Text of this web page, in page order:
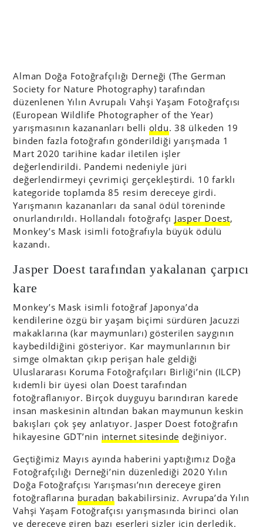
Alman Doğa Fotoğrafçılığı Derneği (The German
Society for Nature Photography) tarafından
düzenlenen Yılın Avrupalı Vahşi Yaşam Fotoğrafçısı
(European Wildlife Photographer of the Year)
yarışmasının kazananları belli oldu. 38 ülkeden 19
binden fazla fotoğrafın gönderildiği yarışmada 1
Mart 2020 tarihine kadar iletilen işler
değerlendirildi. Pandemi nedeniyle jüri
değerlendirmeyi çevrimiçi gerçekleştirdi. 10 farklı
kategoride toplamda 85 resim dereceye girdi.
Yarışmanın kazananları da sanal ödül töreninde
onurlandırıldı. Hollandalı fotoğrafçı Jasper Doest,
Monkey’s Mask isimli fotoğrafıyla büyük ödülü
kazandı.
Jasper Doest tarafından yakalanan çarpıcı
kare
Monkey’s Mask isimli fotoğraf Japonya’da
kendilerine özgü bir yaşam biçimi sürdüren Jacuzzi
makaklarına (kar maymunları) gösterilen saygının
kaybedildiğini gösteriyor. Kar maymunlarının bir
simge olmaktan çıkıp perişan hale geldiği
Uluslararası Koruma Fotoğrafçıları Birliği’nin (ILCP)
kıdemli bir üyesi olan Doest tarafından
fotoğraflanıyor. Birçok duyguyu barındıran karede
insan maskesinin altından bakan maymunun keskin
bakışları çok şey anlatıyor. Jasper Doest fotoğrafın
hikayesine GDT’nin internet sitesinde değiniyor.
Geçtiğimiz Mayıs ayında haberini yaptığımız Doğa
Fotoğrafçılığı Derneği’nin düzenlediği 2020 Yılın
Doğa Fotoğrafçısı Yarışması’nın dereceye giren
fotoğraflarına buradan bakabilirsiniz. Avrupa’da Yılın
Vahşi Yaşam Fotoğrafçısı yarışmasında birinci olan
ve dereceye giren bazı eserleri sizler için derledik.